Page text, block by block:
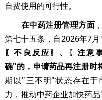
自费使用的可行性。
在中药注册管理方面
第七十五条，自2026年7月
〖不良反应〗、〖注意
确"的，申请药品再注册时
期以"三不明"状态存在于
力，推动中药企业加快药品